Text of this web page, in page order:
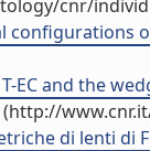
cnr/
configurations
EC and the
(http://
di lenti di